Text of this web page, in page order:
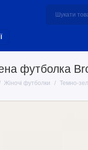
футболка
Жіночі футболки Темно-